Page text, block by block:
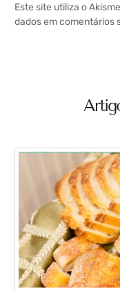
Este site utiliza o
dados em comentários